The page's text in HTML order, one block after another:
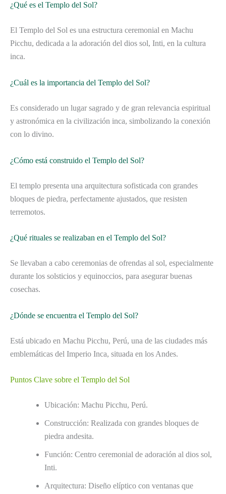
¿Qué es el Templo del Sol?
El Templo del Sol es una estructura ceremonial en Machu
Picchu, dedicada a la adoración del dios sol, Inti, en la cultura
inca.
¿Cuál es la importancia del Templo del Sol?
Es considerado un lugar sagrado y de gran relevancia espiritual
y astronómica en la civilización inca, simbolizando la conexión
con lo divino.
¿Cómo está construido el Templo del Sol?
El templo presenta una arquitectura sofisticada con grandes
bloques de piedra, perfectamente ajustados, que resisten
terremotos.
¿Qué rituales se realizaban en el Templo del Sol?
Se llevaban a cabo ceremonias de ofrendas al sol, especialmente
durante los solsticios y equinoccios, para asegurar buenas
cosechas.
¿Dónde se encuentra el Templo del Sol?
Está ubicado en Machu Picchu, Perú, una de las ciudades más
emblemáticas del Imperio Inca, situada en los Andes.
Puntos Clave sobre el Templo del Sol
Ubicación: Machu Picchu, Perú.
Construcción: Realizada con grandes bloques de
piedra andesita.
Función: Centro ceremonial de adoración al dios sol,
Inti.
Arquitectura: Diseño elíptico con ventanas que